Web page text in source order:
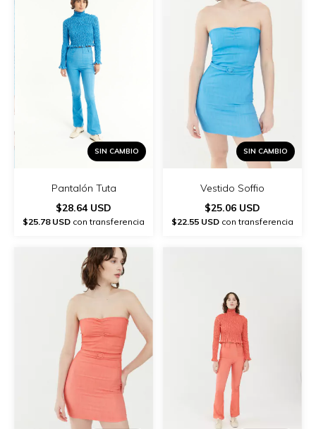
SIN CAMBIO
Pantalón Tuta
$28.64 USD
$25.78 USD con transferencia
SIN CAMBIO
Vestido Soffio
$25.06 USD
$22.55 USD con transferencia